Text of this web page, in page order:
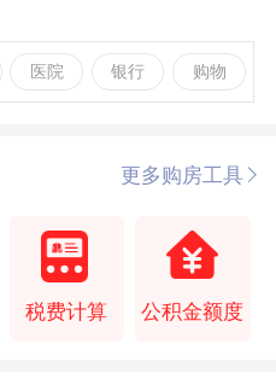
医院 银行 购物
更多购房工具
税费计算 公积金额度